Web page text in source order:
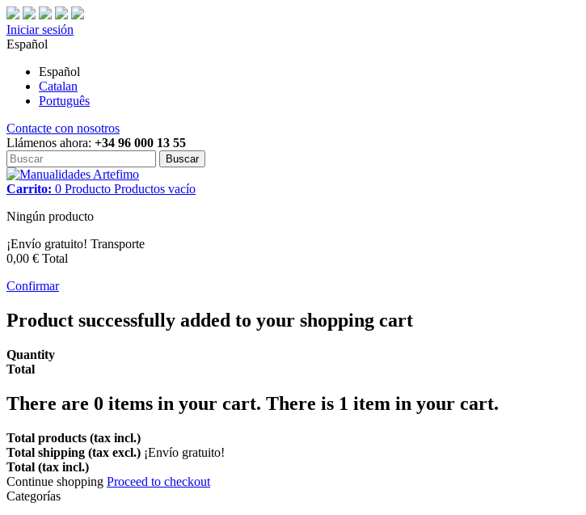
Iniciar sesión
Español
Español
Catalan
Português
Contacte con nosotros
Llámenos ahora: +34 96 000 13 55
Buscar
Carrito: 0 Producto Productos vacío
Ningún producto
¡Envío gratuito! Transporte
0,00 € Total
Confirmar
Product successfully added to your shopping cart
Quantity
Total
There are 0 items in your cart. There is 1 item in your cart.
Total products (tax incl.)
Total shipping (tax excl.) ¡Envío gratuito!
Total (tax incl.)
Continue shopping Proceed to checkout
Categorías